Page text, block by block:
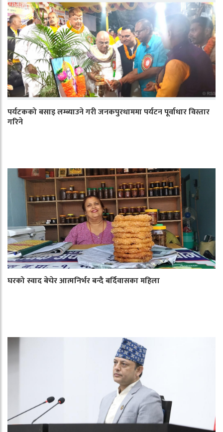
पर्यटकको बसाइ लम्ब्याउने गरी जनकपुरधाममा पर्यटन पूर्वाधार विस्तार
गरिने
घरको स्वाद बेचेर आत्मनिर्भर बन्दै बर्दिवासका महिला